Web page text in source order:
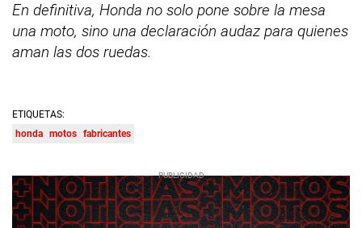
En definitiva, Honda no solo pone sobre la mesa
una moto, sino una declaración audaz para quienes
aman las dos ruedas.
ETIQUETAS:
honda motos fabricantes